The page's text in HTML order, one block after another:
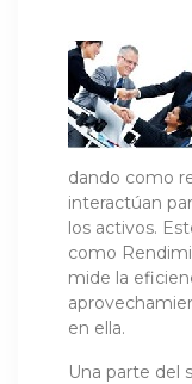
dando como
interactúan
los activos.
como
mide la
en ella.
Una parte del